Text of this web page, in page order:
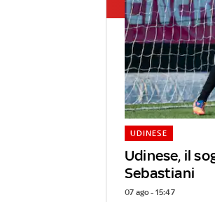
Udinese, il
Sebastiani
UDINESE
07 ago - 15:47